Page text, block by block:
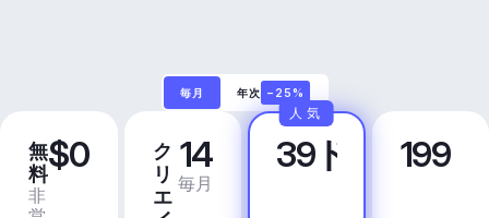
毎月 年次 −25%
無
料
非
$0
ク
リ
エ
14
毎月
プ
ロ
39ドル
人気
ビ
ジ
199